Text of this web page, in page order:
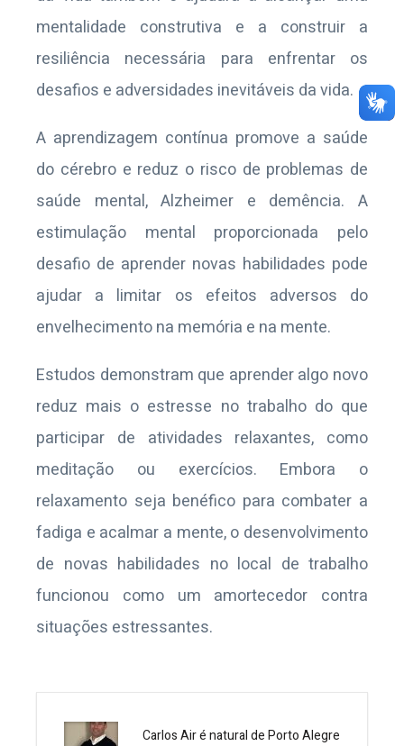
mentalidade construtiva e a construir a
resiliência necessária para enfrentar os
desafios e adversidades inevitáveis ​​da vida.
A aprendizagem contínua promove a saúde
do cérebro e reduz o risco de problemas de
saúde mental, Alzheimer e demência. A
estimulação mental proporcionada pelo
desafio de aprender novas habilidades pode
ajudar a limitar os efeitos adversos do
envelhecimento na memória e na mente.
Estudos demonstram que aprender algo novo
reduz mais o estresse no trabalho do que
participar de atividades relaxantes, como
meditação ou exercícios. Embora o
relaxamento seja benéfico para combater a
fadiga e acalmar a mente, o desenvolvimento
de novas habilidades no local de trabalho
funcionou como um amortecedor contra
situações estressantes.
Carlos Air é natural de Porto Alegre